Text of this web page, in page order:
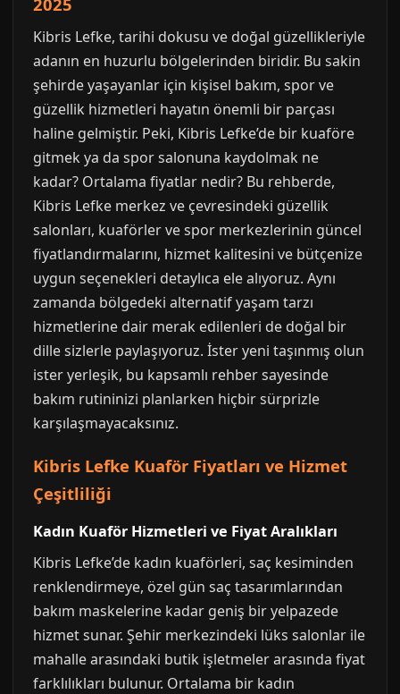
Kibris Lefke, tarihi dokusu ve doğal güzellikleriyle
adanın en huzurlu bölgelerinden biridir. Bu sakin
şehirde yaşayanlar için kişisel bakım, spor ve
güzellik hizmetleri hayatın önemli bir parçası
haline gelmiştir. Peki, Kibris Lefke’de bir kuaföre
gitmek ya da spor salonuna kaydolmak ne
kadar? Ortalama fiyatlar nedir? Bu rehberde,
Kibris Lefke merkez ve çevresindeki güzellik
salonları, kuaförler ve spor merkezlerinin güncel
fiyatlandırmalarını, hizmet kalitesini ve bütçenize
uygun seçenekleri detaylıca ele alıyoruz. Aynı
zamanda bölgedeki alternatif yaşam tarzı
hizmetlerine dair merak edilenleri de doğal bir
dille sizlerle paylaşıyoruz. İster yeni taşınmış olun
ister yerleşik, bu kapsamlı rehber sayesinde
bakım rutininizi planlarken hiçbir sürprizle
karşılaşmayacaksınız.
Kibris Lefke Kuaför Fiyatları ve Hizmet
Çeşitliliği
Kadın Kuaför Hizmetleri ve Fiyat Aralıkları
Kibris Lefke’de kadın kuaförleri, saç kesiminden
renklendirmeye, özel gün saç tasarımlarından
bakım maskelerine kadar geniş bir yelpazede
hizmet sunar. Şehir merkezindeki lüks salonlar ile
mahalle arasındaki butik işletmeler arasında fiyat
farklılıkları bulunur. Ortalama bir kadın